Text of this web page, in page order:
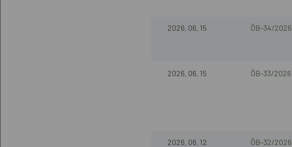
2026. 06. 15 ÖB-34/2026
2026. 06. 15 ÖB-33/2026
2026. 06. 12 ÖB-32/2026